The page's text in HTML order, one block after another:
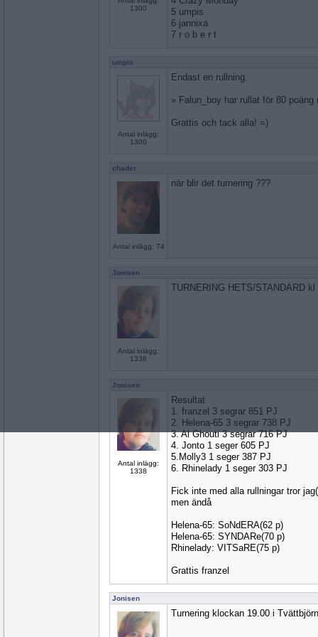
1300
5 umpis
6 jannixa
7 r o b e r t
umpis
Antal inlägg:
1300
Endast en rullning.
» Falun_boy har rullat för 80 poäng
Grattis och tack alla! =)
chader
Antal inlägg: 74
när blir det turnering ???
Jonisen
Antal inlägg:
1338
TURNERING HETS/STANDARD
Jonisen
Antal inlägg:
1338
Resultat
1. franzel 3 segrar 851 PJ
2. Helena-65 3 segrar 738 PJ
3. Al Ghouti 3 segrar 716 PJ
4. Jonto 1 seger 605 PJ
5.Molly3 1 seger 387 PJ
6. Rhinelady 1 seger 303 PJ
Fick inte med alla rullningar tror
men ändå
Helena-65: SoNdERA(62 p)
Helena-65: SYNDARe(70 p)
Rhinelady: VITSaRE(75 p)
Grattis franzel
Jonisen
Turnering klockan 19.00 i